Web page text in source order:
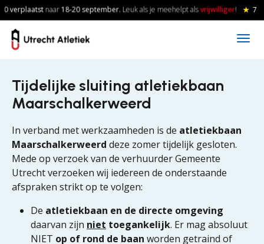
Skip to main content
verplaatstnaar18-20september. Leuk als je meehelpt alsvrijwilliger! ★ 7
Tijdelijke sluiting atletiekbaan
Maarschalkerweerd
In verband met werkzaamheden is de atletiekbaan
Maarschalkerweerd deze zomer tijdelijk gesloten.
Mede op verzoek van de verhuurder Gemeente
Utrecht verzoeken wij iedereen de onderstaande
afspraken strikt op te volgen:
De atletiekbaan en de directe omgeving
daarvan zijn niet toegankelijk. Er mag absoluut
NIET op of rond de baan worden getraind of